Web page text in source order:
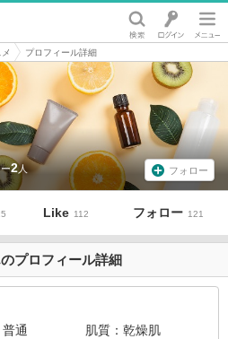
プロフィール詳細
2 フォロー
Like 112 フォロー 121
プロフィール詳細
普通 肌質
乾燥肌